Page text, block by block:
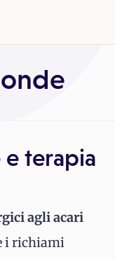
e terapia
agli acari
i richiami